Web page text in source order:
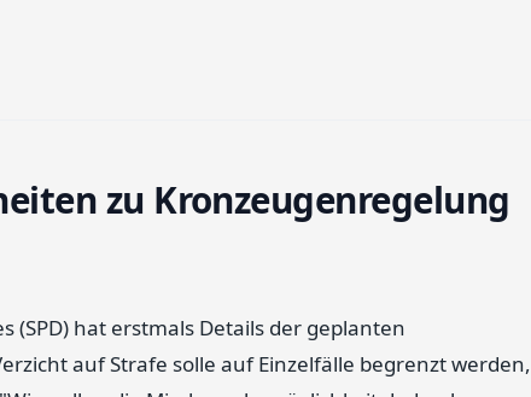
zu Kronzeugenregelung
(SPD) hat erstmals Details der geplanten
auf Strafe solle auf Einzelfälle begrenzt werden,